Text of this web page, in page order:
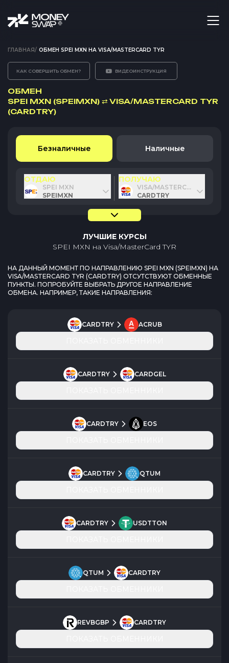
ГЛАВНАЯ/ ОБМЕН SPEI MXN НА VISA/MASTERCARD TYR
КАК СОВЕРШИТЬ ОБМЕН? ВИДЕОИНСТРУКЦИЯ
ОБМЕН
SPEI MXN (SPEIMXN) ⇄ VISA/MASTERCARD TYR
(CARDTRY)
Безналичные Наличные
ОТДАЮ
SPEI MXN
SPEIMXN
ПОЛУЧАЮ
VISA/MASTERCARD TYR
CARDTRY
ЛУЧШИЕ КУРСЫ
SPEI MXN на Visa/MasterCard TYR
НА ДАННЫЙ МОМЕНТ ПО НАПРАВЛЕНИЮ SPEI MXN (SPEIMXN) НА
VISA/MASTERCARD TYR (CARDTRY) ОТСУТСТВУЮТ ОБМЕННЫЕ
ПУНКТЫ. ПОПРОБУЙТЕ ВЫБРАТЬ ДРУГОЕ НАПРАВЛЕНИЕ
ОБМЕНА. НАПРИМЕР, ТАКИЕ НАПРАВЛЕНИЯ:
CARDTRY ACRUB
CARDTRY CARDGEL
CARDTRY EOS
CARDTRY QTUM
CARDTRY USDTTON
QTUM CARDTRY
REVBGBP CARDTRY